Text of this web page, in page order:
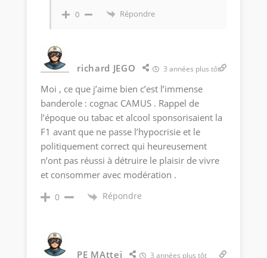
0 Répondre
richard JEGO 3 années plus tôt
Moi , ce que j’aime bien c’est l’immense
banderole : cognac CAMUS . Rappel de
l’époque ou tabac et alcool sponsorisaient la
F1 avant que ne passe l’hypocrisie et le
politiquement correct qui heureusement
n’ont pas réussi à détruire le plaisir de vivre
et consommer avec modération .
0 Répondre
PE MAttei 3 années plus tôt